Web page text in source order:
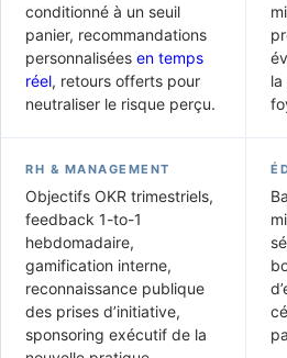
conditionné à un seuil
panier, recommandations
personnalisées en temps
réel, retours offerts pour
neutraliser le risque perçu.
RH & MANAGEMENT
Objectifs OKR trimestriels,
feedback 1-to-1
hebdomadaire,
gamification interne,
reconnaissance publique
des prises d’initiative,
sponsoring exécutif de la